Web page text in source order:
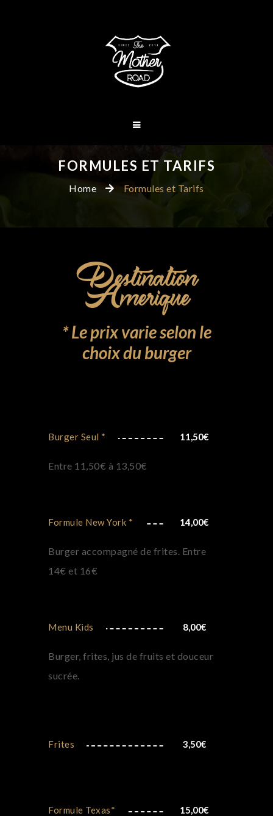
FORMULES ET TARIFS
Home Formules et Tarifs
Destination
Amerique
* Le prix varie selon le
choix du burger
Burger Seul * 11,50€
Entre 11,50€ à 13,50€
Formule New York * 14,00€
Burger accompagné de frites. Entre
14€ et 16€
Menu Kids 8,00€
Burger, frites, jus de fruits et douceur
sucrée.
Frites 3,50€
Formule Texas* 15,00€